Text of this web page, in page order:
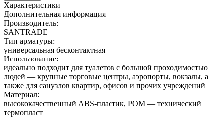
Характеристики
Дополнительная информация
Производитель:
SANTRADE
Тип арматуры:
универсальная бесконтактная
Использование:
идеально подходит для туалетов с большой проходимостью
людей — крупные торговые центры, аэропорты, вокзалы, а
также для санузлов квартир, офисов и прочих учреждений
Материал:
высококачественный ABS-пластик, POM — технический
термопласт